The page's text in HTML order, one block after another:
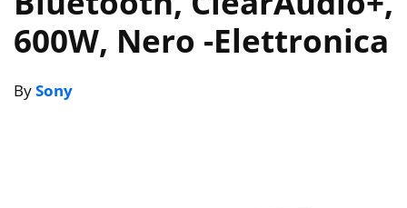
600W, Nero -Elettronica
BySony